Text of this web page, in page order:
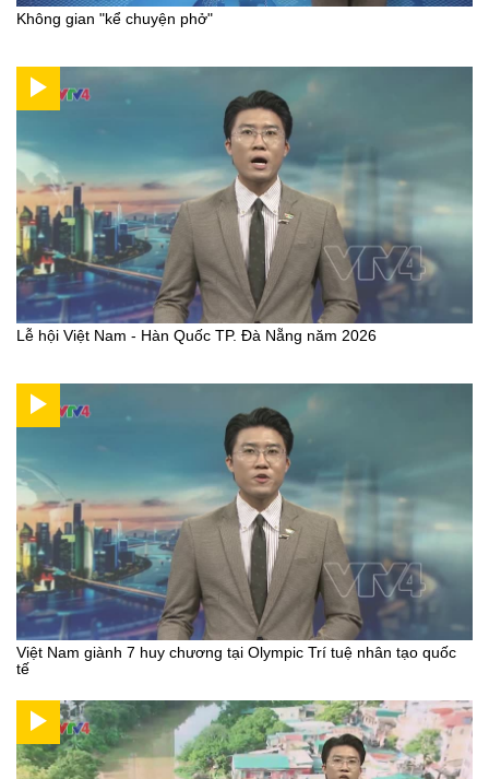
Không gian "kể chuyện phở"
Lễ hội Việt Nam - Hàn Quốc TP. Đà Nẵng năm 2026
Việt Nam giành 7 huy chương tại Olympic Trí tuệ nhân tạo quốc
tế